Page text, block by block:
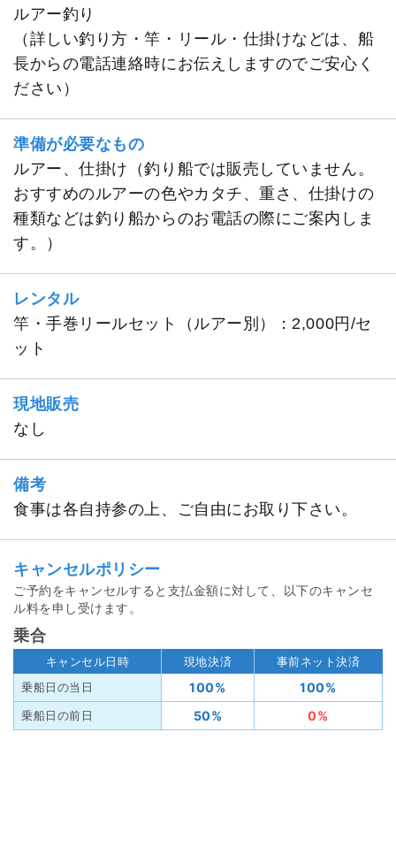
ルアー釣り
（詳しい釣り方・竿・リール・仕掛けなどは、船
長からの電話連絡時にお伝えしますのでご安心く
ださい）
準備が必要なもの
ルアー、仕掛け（釣り船では販売していません。
おすすめのルアーの色やカタチ、重さ、仕掛けの
種類などは釣り船からのお電話の際にご案内しま
す。）
レンタル
竿・手巻リールセット（ルアー別）：2,000円/セ
ット
現地販売
なし
備考
食事は各自持参の上、ご自由にお取り下さい。
キャンセルポリシー
ご予約をキャンセルすると支払金額に対して、以下のキャンセ
ル料を申し受けます。
乗合
キャンセル日時 現地決済
事前ネット決済
乗船日の当日
100% 100%
乗船日の前日 50% 0%